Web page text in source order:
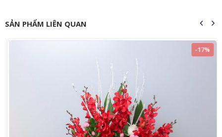
SẢN PHẨM LIÊN QUAN
-17%